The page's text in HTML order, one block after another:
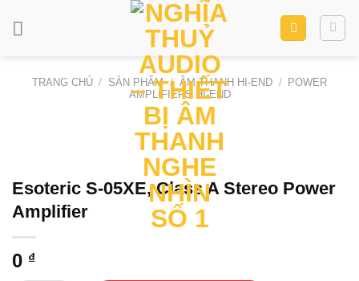
TRANG CHỦ / SẢN PHẨM / ÂM THANH HI-END /
POWER
AMPLIFIERS HI-END
Esoteric S-05XE, Class A Stereo Power
Amplifier
0 ₫